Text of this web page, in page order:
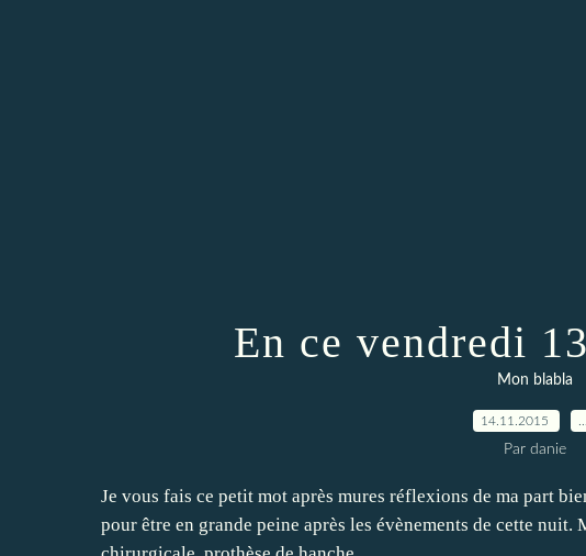
En ce vendredi
Mon blabla
14.11.2015
Par danie
Je vous fais ce petit mot après mures réflexions de ma part
pour être en grande peine après les évènements de cette